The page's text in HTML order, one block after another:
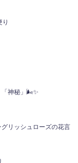
「神秘」🌬️✨
リッシュローズの花言